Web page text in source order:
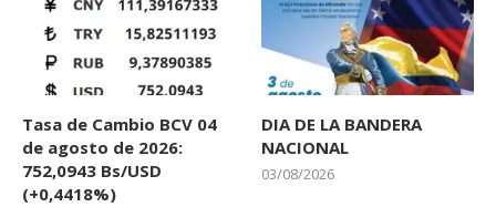
Tasa de Cambio BCV 04
de agosto de 2026:
752,0943 Bs/USD
(+0,4418%)
DIA DE LA BANDERA
NACIONAL
03/08/2026